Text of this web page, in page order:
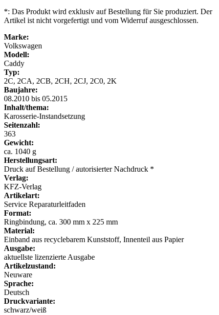
*: Das Produkt wird exklusiv auf Bestellung für Sie produziert. Der
Artikel ist nicht vorgefertigt und vom Widerruf ausgeschlossen.
Marke:
Volkswagen
Modell:
Caddy
Typ:
2C, 2CA, 2CB, 2CH, 2CJ, 2C0, 2K
Baujahre:
08.2010 bis 05.2015
Inhalt/thema:
Karosserie-Instandsetzung
Seitenzahl:
363
Gewicht:
ca. 1040 g
Herstellungsart:
Druck auf Bestellung / autorisierter Nachdruck *
Verlag:
KFZ-Verlag
Artikelart:
Service Reparaturleitfaden
Format:
Ringbindung, ca. 300 mm x 225 mm
Material:
Einband aus recyclebarem Kunststoff, Innenteil aus Papier
Ausgabe:
aktuellste lizenzierte Ausgabe
Artikelzustand:
Neuware
Sprache:
Deutsch
Druckvariante:
schwarz/weiß